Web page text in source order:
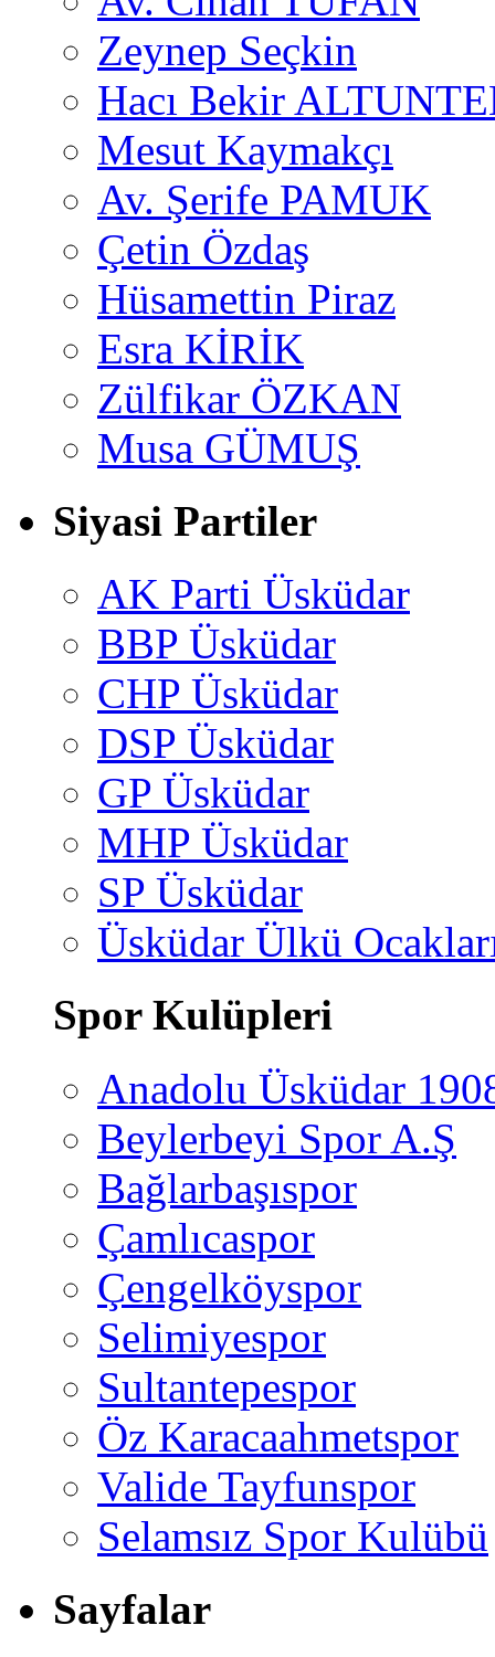
Zeynep Seçkin
Hacı Bekir
Mesut Kaymakçı
Av. Şerife PAMUK
Çetin Özdaş
Hüsamettin Piraz
Esra KİRİK
Zülfikar ÖZKAN
Musa GÜMUŞ
Siyasi Partiler
AK Parti Üsküdar
BBP Üsküdar
CHP Üsküdar
DSP Üsküdar
GP Üsküdar
MHP Üsküdar
SP Üsküdar
Üsküdar Ülkü
Spor Kulüpleri
Anadolu Üsküdar
Beylerbeyi Spor A.Ş
Bağlarbaşıspor
Çamlıcaspor
Çengelköyspor
Selimiyespor
Sultantepespor
Öz Karacaahmetspor
Valide Tayfunspor
Selamsız Spor Kulübü
Sayfalar